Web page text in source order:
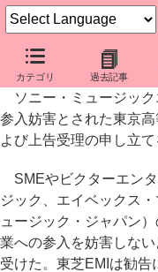
カテゴリ 過去記事
着うた参入妨害裁判、ソニ
ソニー・ミュージック
参入妨害とされた東京
よび上告受理の申し立
SMEやビクターエン
ジック、エイベックス
ュージック・ジャパン
業への参入を妨害しな
受けた。東芝EMIは勧